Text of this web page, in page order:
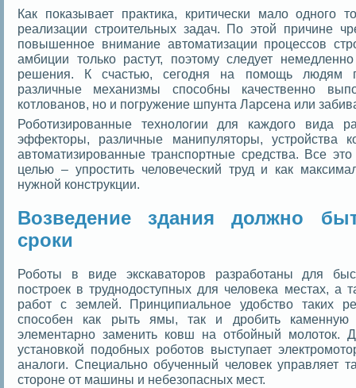
Как показывает практика, критически мало одного
реализации строительных задач. По этой причине
повышенное внимание автоматизации процессов
амбиции только растут, поэтому следует
решения. К счастью, сегодня на помощь
различные механизмы способны качественно
котлованов, но и погружение шпунта Ларсена или
Роботизированные технологии для каждого вида
эффекторы, различные манипуляторы, устройства
автоматизированные транспортные средства. Все
целью – упростить человеческий труд и как
нужной конструкции.
Возведение здания должно
сроки
Роботы в виде экскаваторов разработаны для
построек в труднодоступных для человека местах, а
работ с землей. Принципиальное удобство таких
способен как рыть ямы, так и дробить каменную
элементарно заменить ковш на отбойный молоток.
установкой подобных роботов выступает
аналоги. Специально обученный человек управляет
стороне от машины и небезопасных мест.